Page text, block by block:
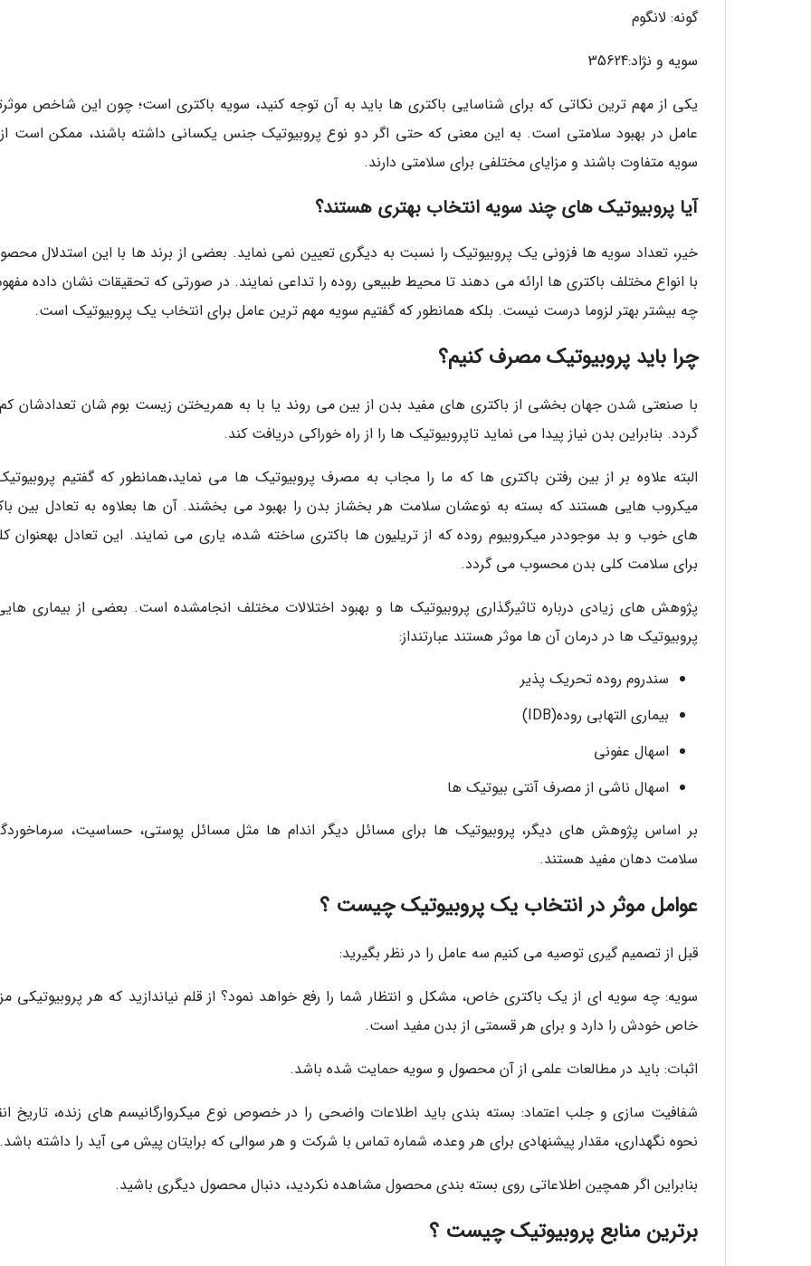
گونه: لانگوم
سویه و نژاد:35624
یکی از مهم ترین نکاتی که برای شناسایی باکتری ها باید به آن توجه کنید، سویه باکتری است؛ چون این شاخص
عامل در بهبود سلامتی است. به این معنی که حتی اگر دو نوع پروبیوتیک جنس یکسانی داشته باشند، ممکن است
سویه متفاوت باشند و مزایای مختلفی برای سلامتی دارند.
آیا پروبیوتیک های چند سویه انتخاب بهتری هستند؟
خیر، تعداد سویه ها فزونی یک پروبیوتیک را نسبت به دیگری تعیین نمی نماید. بعضی از برند ها با این استدلال
با انواع مختلف باکتری ها ارائه می دهند تا محیط طبیعی روده را تداعی نمایند. در صورتی که تحقیقات نشان داده
چه بیشتر بهتر لزوما درست نیست. بلکه همانطور که گفتیم سویه مهم ترین عامل برای انتخاب یک پروبیوتیک است.
چرا باید پروبیوتیک مصرف کنیم؟
با صنعتی شدن جهان بخشی از باکتری های مفید بدن از بین می روند یا با به همریختن زیست بوم شان تعدادشان
گردد. بنابراین بدن نیاز پیدا می نماید تاپروبیوتیک ها را از راه خوراکی دریافت کند.
البته علاوه بر از بین رفتن باکتری ها که ما را مجاب به مصرف پروبیوتیک ها می نماید،همانطور که گفتیم
میکروب هایی هستند که بسته به نوعشان سلامت هر بخشاز بدن را بهبود می بخشند. آن ها بعلاوه به تعادل بین
های خوب و بد موجوددر میکروبیوم روده که از تریلیون ها باکتری ساخته شده، یاری می نمایند. این تعادل بهعنوان
برای سلامت کلی بدن محسوب می گردد.
پژوهش های زیادی درباره تاثیرگذاری پروبیوتیک ها و بهبود اختلالات مختلف انجامشده است. بعضی از بیماری
پروبیوتیک ها در درمان آن ها موثر هستند عبارتنداز:
سندروم روده تحریک پذیر
بیماری التهابی روده(IDB)
اسهال عفونی
اسهال ناشی از مصرف آنتی بیوتیک ها
بر اساس پژوهش های دیگر، پروبیوتیک ها برای مسائل دیگر اندام ها مثل مسائل پوستی، حساسیت،
سلامت دهان مفید هستند.
عوامل موثر در انتخاب یک پروبیوتیک چیست ؟
قبل از تصمیم گیری توصیه می کنیم سه عامل را در نظر بگیرید:
سویه: چه سویه ای از یک باکتری خاص، مشکل و انتظار شما را رفع خواهد نمود؟ از قلم نیاندازید که هر پروبیوتیکی
خاص خودش را دارد و برای هر قسمتی از بدن مفید است.
اثبات: باید در مطالعات علمی از آن محصول و سویه حمایت شده باشد.
شفافیت سازی و جلب اعتماد: بسته بندی باید اطلاعات واضحی را در خصوص نوع میکروارگانیسم های زنده، تاریخ
نحوه نگهداری، مقدار پیشنهادی برای هر وعده، شماره تماس با شرکت و هر سوالی که برایتان پیش می آید را داشته باشد.
بنابراین اگر همچین اطلاعاتی روی بسته بندی محصول مشاهده نکردید، دنبال محصول دیگری باشید.
برترین منابع پروبیوتیک چیست ؟